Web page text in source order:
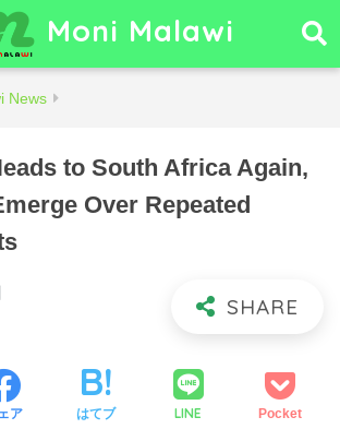
Moni Malawi
News
to South Africa Again,
Over Repeated
ア はてブ LINE Pocket